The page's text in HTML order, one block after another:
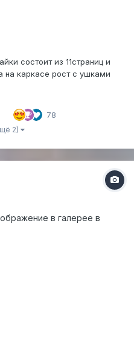
состоит из 11страниц и
на каркасе рост с ушками
навыков вязания
является моей авторской
78
2)
в галерее в